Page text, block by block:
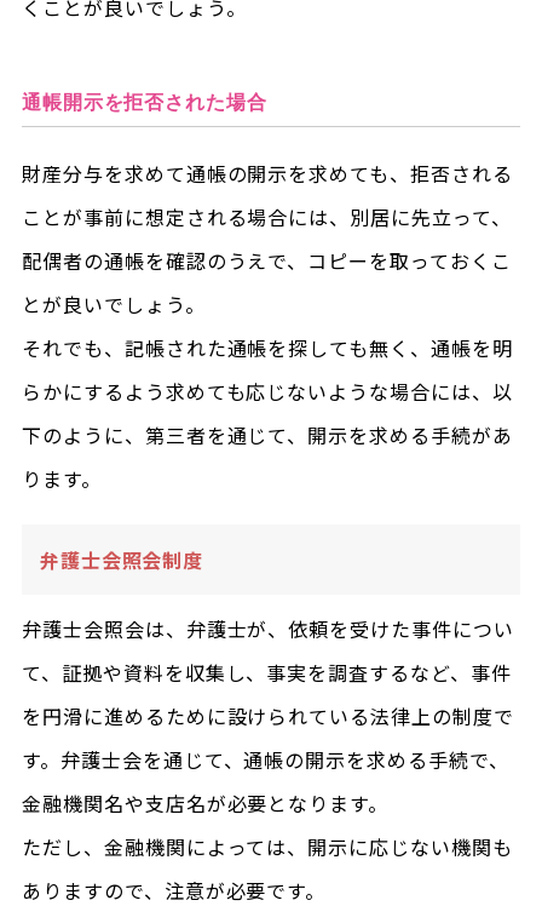
くことが良いでしょう。
通帳開示を拒否された場合
財産分与を求めて通帳の開示を求めても、拒否される
ことが事前に想定される場合には、別居に先立って、
配偶者の通帳を確認のうえで、コピーを取っておくこ
とが良いでしょう。
それでも、記帳された通帳を探しても無く、通帳を明
らかにするよう求めても応じないような場合には、以
下のように、第三者を通じて、開示を求める手続があ
ります。
弁護士会照会制度
弁護士会照会は、弁護士が、依頼を受けた事件につい
て、証拠や資料を収集し、事実を調査するなど、事件
を円滑に進めるために設けられている法律上の制度で
す。弁護士会を通じて、通帳の開示を求める手続で、
金融機関名や支店名が必要となります。
ただし、金融機関によっては、開示に応じない機関も
ありますので、注意が必要です。